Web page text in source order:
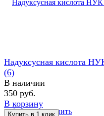
избранное сравнить
Надуксусная кислота
(6)
В наличии
350 руб.
В корзину